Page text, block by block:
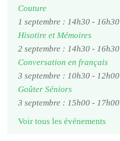
Couture
1 septembre : 14h30 - 16h30
Hisotire et Mémoires
2 septembre : 14h30 - 16h30
Conversation en français
3 septembre : 10h30 - 12h00
Goûter Séniors
3 septembre : 15h00 - 17h00
Voir tous les événements